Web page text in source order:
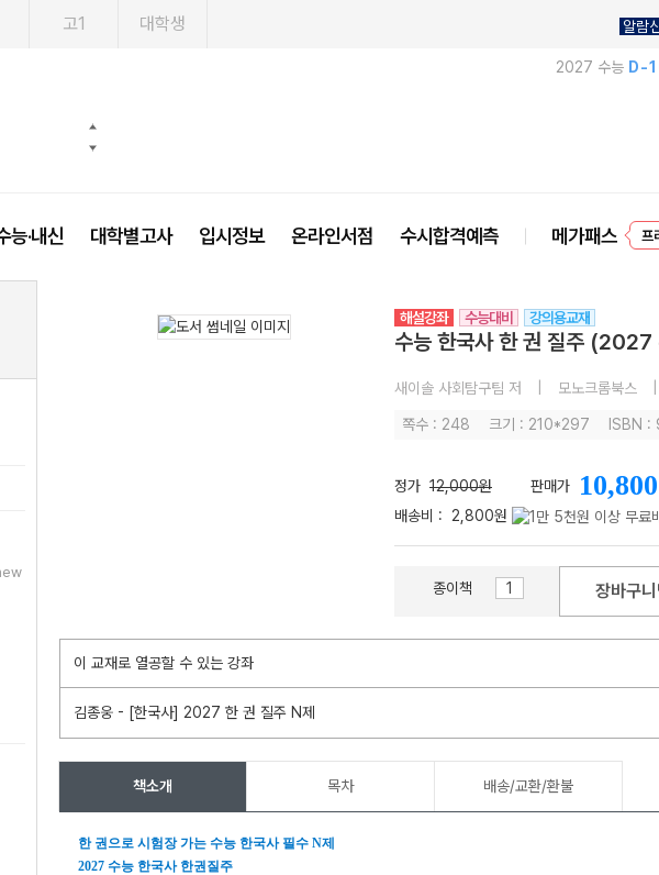
고1 대학생 알람
2027 수능 D-
능·내신 대학별고사 입시정보 온라인서점 수시합격예측 메가패스
해설강좌 수능대비 강의용교재
수능 한국사 한 권 질주 (2027
새이솔 사회탐구팀 저 모노크롬북스
쪽수 : 248 크기 : 210*297 ISBN :
정가 12,000원 판매가 10,800
배송비 : 2,800원
종이책 장바구니
이 교재로 열공할 수 있는 강좌
김종웅 - [한국사] 2027 한 권 질주 N제
책소개 목차 배송/교환/환불
한 권으로 시험장 가는 수능 한국사 필수 N제
2027 수능 한국사 한권질주